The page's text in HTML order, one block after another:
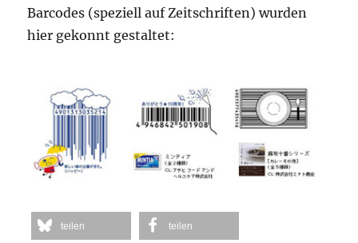
Barcodes (speziell auf Zeitschriften) wurden
hier gekonnt gestaltet:
teilen teilen